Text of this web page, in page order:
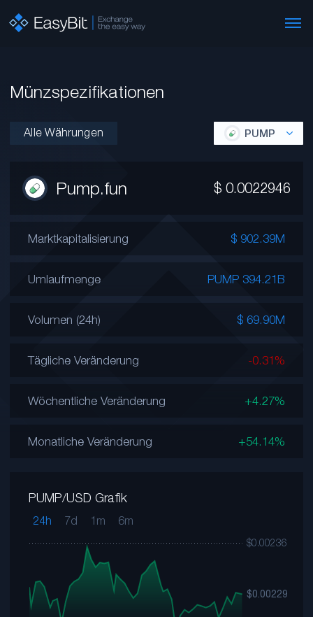
Münzspezifikationen
Alle Währungen PUMP
Pump.fun $ 0.0022946
Marktkapitalisierung $ 902.39M
Umlaufmenge PUMP 394.21B
Volumen (24h) $ 69.90M
Tägliche Veränderung -0.31%
Wöchentliche Veränderung +4.27%
Monatliche Veränderung +54.14%
PUMP/USD Grafik
24h 7d 1m 6m